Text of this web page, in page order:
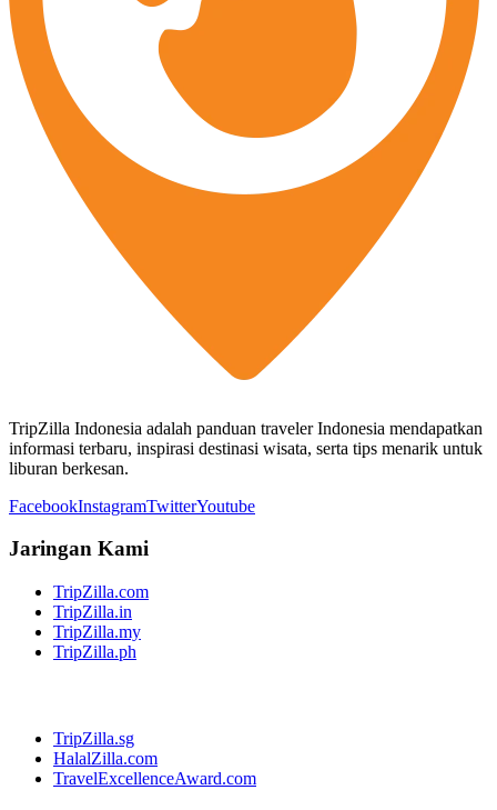
TripZilla Indonesia adalah panduan traveler Indonesia mendapatkan
informasi terbaru, inspirasi destinasi wisata, serta tips menarik untuk
liburan berkesan.
FacebookInstagramTwitterYoutube
Jaringan Kami
TripZilla.com
TripZilla.in
TripZilla.my
TripZilla.ph
TripZilla.sg
HalalZilla.com
TravelExcellenceAward.com